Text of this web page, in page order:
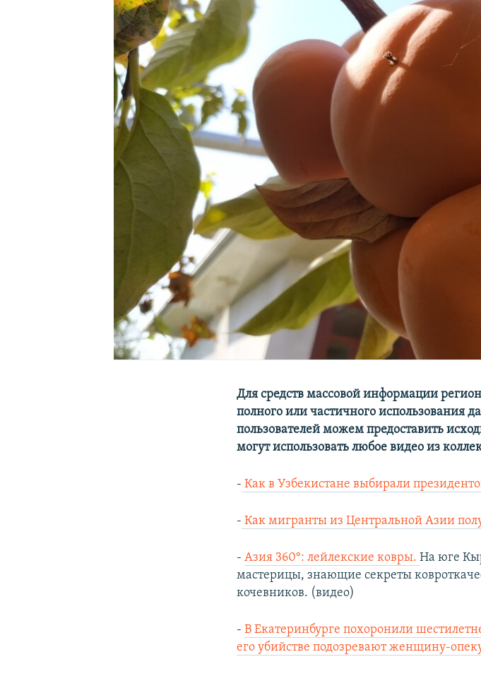
Для средств массовой информации
полного или частичного использования
пользователей можем предоставить
могут использовать любое видео из
- Как в Узбекистане выбирали
- Как мигранты из Центральной Азии
-Азия 360°: лейлекские ковры.На юге
мастерицы, знающие секреты
кочевников. (видео)
-В Екатеринбурге похоронили
его убийстве подозревают женщину-